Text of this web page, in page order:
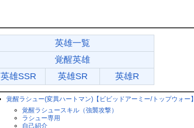
英雄一覧
覚醒英雄
英雄SSR
英雄SR 英雄R
覚醒ラシュー(変異ハートマン)【ビビッドアーミー/トップウォー】
覚醒ラシュースキル（強襲攻撃）
ラシュー専用
自己紹介